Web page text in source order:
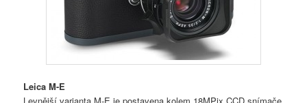
Leica M-E
Levnější varianta M-E je postavena kolem 18MPix CCD snímače